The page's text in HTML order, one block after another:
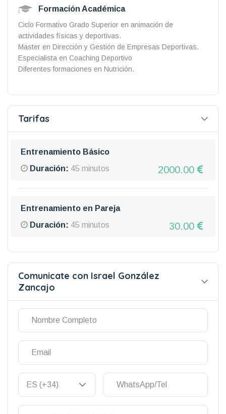
Formación Académica
Ciclo Formativo Grado Superior en animación de
actividades físicas y deportivas.
Master en Dirección y Gestión de Empresas Deportivas.
Especialista en Coaching Deportivo
Diferentes formaciones en Nutrición.
Tarifas
Entrenamiento Básico
Duración: 45 minutos 2000.00
Entrenamiento en Pareja
Duración: 45 minutos 30.00
Comunicate con Israel González
Zancajo